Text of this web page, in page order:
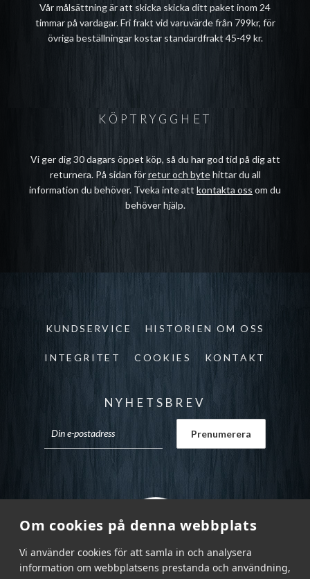
Om cookies på denna webbplats
Vi använder cookies för att samla in och analysera
information om webbplatsens prestanda och användning,
Vår målsättning är att skicka skicka ditt paket inom 24
timmar på vardagar. Fri frakt vid varuvärde från 799kr, för
övriga beställningar kostar standardfrakt 45-49 kr.
KÖPTRYGGHET
Vi ger dig 30 dagars öppet köp, så du har god tid på dig att
returnera. På sidan förretur och bytehittar du all
information du behöver. Tveka inte att kontakta oss om du
behöver hjälp.
KUNDSERVICE HISTORIEN OM OSS
INTEGRITET COOKIES KONTAKT
NYHETSBREV